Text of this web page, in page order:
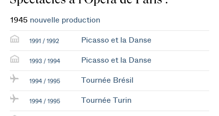
1945 nouvelle production
1991 / 1992 Picasso et la Danse
1993 / 1994 Picasso et la Danse
1994 / 1995 Tournée Brésil
1994 / 1995 Tournée Turin